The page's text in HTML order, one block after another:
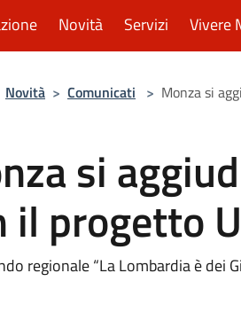
Novità Servizi Vivere
Novità > Comunicati > Monza si
si
il progetto
regionale “La Lombardia è dei